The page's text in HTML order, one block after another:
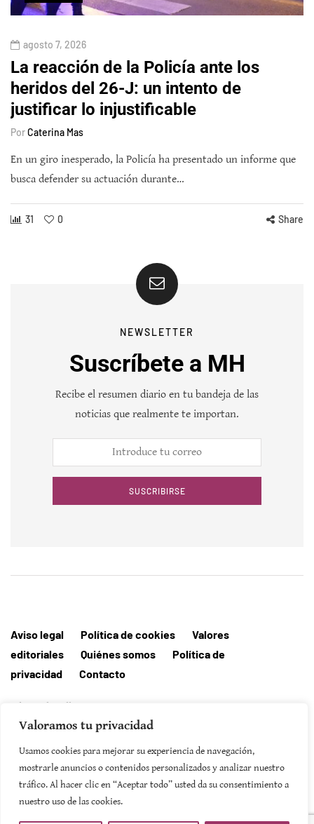
Valoramos tu privacidad
Usamos cookies para mejorar su experiencia de navegación,
mostrarle anuncios o contenidos personalizados y analizar nuestro
tráfico. Al hacer clic en “Aceptar todo” usted da su consentimiento a
nuestro uso de las cookies.
agosto 7, 2026
La reacción de la Policía ante los
heridos del 26-J: un intento de
justificar lo injustificable
PorCaterina Mas
En un giro inesperado, la Policía ha presentado un informe que
busca defender su actuación durante…
31 0 Share
NEWSLETTER
Suscríbete a MH
Recibe el resumen diario en tu bandeja de las
noticias que realmente te importan.
SUSCRIBIRSE
Aviso legal Política de cookies
Valores
editoriales
Quiénes somos
Política de
privacidad
Contacto
Editorial MallorcaHora
SUSCRIBIRSE